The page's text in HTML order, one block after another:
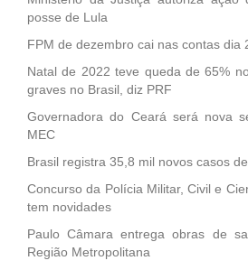
posse de Lula
FPM de dezembro cai nas contas dia
Natal de 2022 teve queda de 65%
graves no Brasil, diz PRF
Governadora do Ceará será nova
MEC
Brasil registra 35,8 mil novos casos
Concurso da Polícia Militar, Civil e
tem novidades
Paulo Câmara entrega obras de
Região Metropolitana